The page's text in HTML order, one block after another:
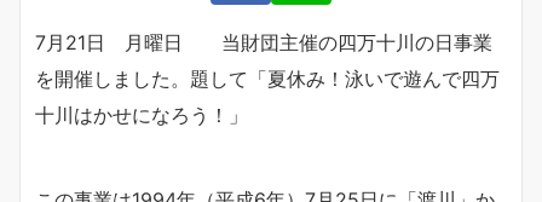
7月21日 月曜日 当財団主催の四万十川の日事業
を開催しました。題して「夏休み！泳いで遊んで四万
十川はかせになろう！」